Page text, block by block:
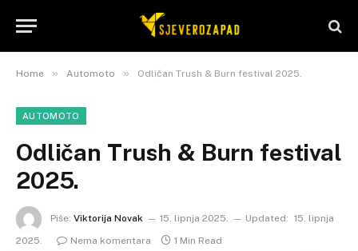
Home » Automoto » Odličan Trush & Burn festival 2025.
AUTOMOTO
Odličan Trush & Burn festival
2025.
Piše: Viktorija Novak 15. lipnja 2025. Updated: 15. lipnja
2025.
Nema komentara 1 Min Read